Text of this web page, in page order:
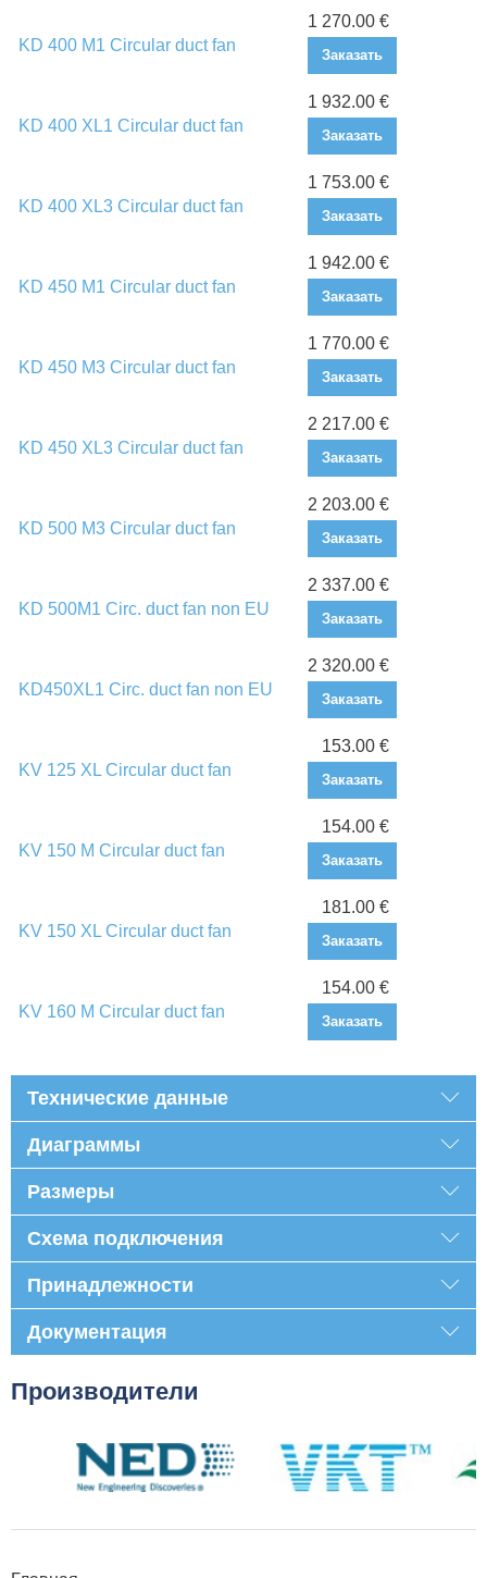
KD 400 M1 Circular duct fan
1 270.00 €
Заказать
KD 400 XL1 Circular duct fan
1 932.00 €
Заказать
KD 400 XL3 Circular duct fan
1 753.00 €
Заказать
KD 450 M1 Circular duct fan
1 942.00 €
Заказать
KD 450 M3 Circular duct fan
1 770.00 €
Заказать
KD 450 XL3 Circular duct fan
2 217.00 €
Заказать
KD 500 M3 Circular duct fan
2 203.00 €
Заказать
KD 500M1 Circ. duct fan non EU
2 337.00 €
Заказать
KD450XL1 Circ. duct fan non EU
2 320.00 €
Заказать
KV 125 XL Circular duct fan
153.00 €
Заказать
KV 150 M Circular duct fan
154.00 €
Заказать
KV 150 XL Circular duct fan
181.00 €
Заказать
KV 160 M Circular duct fan
154.00 €
Заказать
Технические данные
Диаграммы
Размеры
Схема подключения
Принадлежности
Документация
Производители